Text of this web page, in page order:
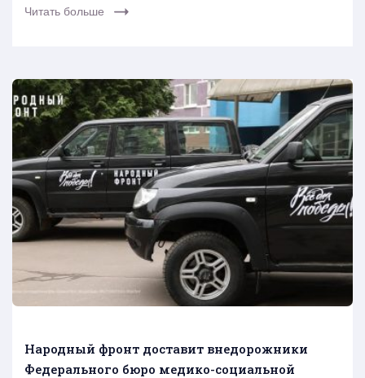
Читать больше
Народный фронт доставит внедорожники
Федерального бюро медико-социальной